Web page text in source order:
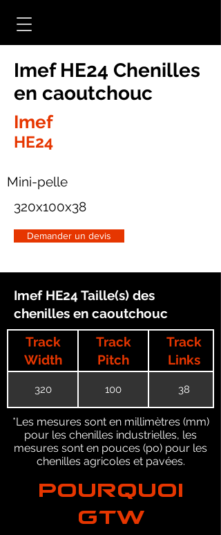
Imef HE24 Chenilles
en caoutchouc
Imef
HE24
Mini-pelle
320x100x38
Demander un devis
Imef HE24 Taille(s) des
chenilles en caoutchouc
Track
Width
Track
Pitch
Track
Links
320 100 38
*Les mesures sont en millimètres (mm)
pour les chenilles industrielles, les
mesures sont en pouces (po) pour les
chenilles agricoles et pavées.
POURQUOI
GTW